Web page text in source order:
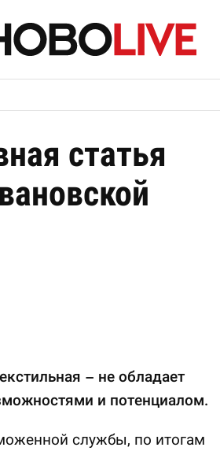
статья
– не обладает
и потенциалом.
службы, по итогам